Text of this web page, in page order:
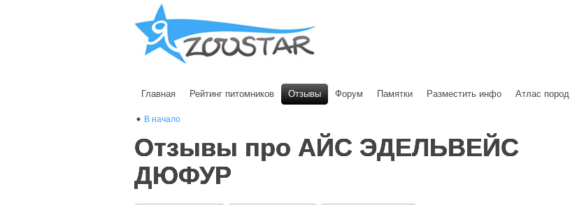
Главная Рейтинг питомников Отзывы Форум Памятки Разместить инфо Атлас пород
В начало
Отзывы про АЙС ЭДЕЛЬВЕЙС
ДЮФУР